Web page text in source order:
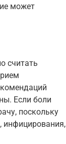
может
считать
Если боли
поскольку
инфицирования,